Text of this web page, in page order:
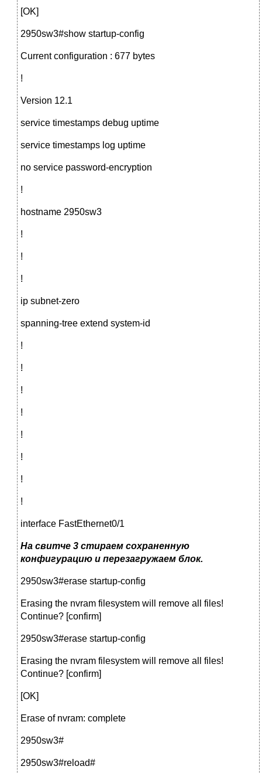
[OK]
2950sw3#show startup-config
Current configuration : 677 bytes
!
Version 12.1
service timestamps debug uptime
service timestamps log uptime
no service password-encryption
!
hostname 2950sw3
!
!
!
ip subnet-zero
spanning-tree extend system-id
!
!
!
!
!
!
!
!
interface FastEthernet0/1
На свитче 3 стираем сохраненную
конфигурацию и перезагружаем блок.
2950sw3#erase startup-config
Erasing the nvram filesystem will remove all files!
Continue? [confirm]
2950sw3#erase startup-config
Erasing the nvram filesystem will remove all files!
Continue? [confirm]
[OK]
Erase of nvram: complete
2950sw3#
2950sw3#reload#